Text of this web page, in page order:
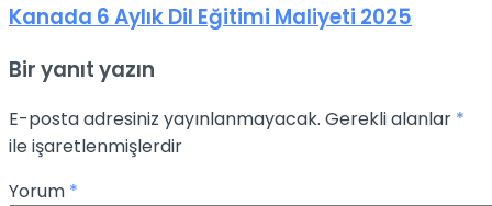
Kanada 6 Aylık Dil Eğitimi Maliyeti 2025
Bir yanıt yazın
E-posta adresiniz yayınlanmayacak. Gerekli alanlar *
ile işaretlenmişlerdir
Yorum *